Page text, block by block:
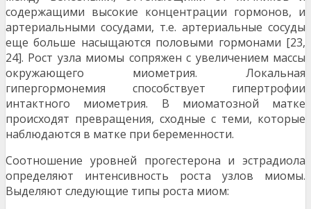
содержащими высокие концентрации гормо­нов, и
артериальными сосудами, т.е. артериальные сосуды
еще больше насыщаются половыми гормо­нами [23,
24]. Рост узла миомы сопряжен с увели­чением массы
окружающего миометрия. Локальная
гипергормонемия способствует гипертрофии
интактного миометрия. В миоматозной матке
происходят превращения, сходные с теми, которые
наблюдаю­тся в матке при беременности.
Соотношение уровней прогестерона и эстрадиола
определяют интенсивность роста узлов миомы.
Выделяют следующие типы роста миом: